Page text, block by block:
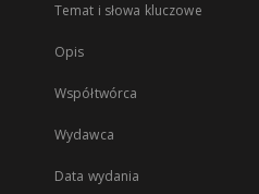
Temat i słowa kluczowe
Opis
Współtwórca
Wydawca
Data wydania